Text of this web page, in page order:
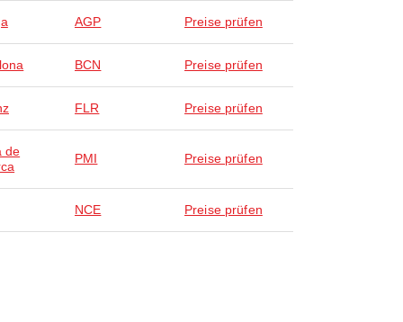
AGP Preise prüfen
BCN Preise prüfen
FLR Preise prüfen
de
PMI Preise prüfen
NCE Preise prüfen